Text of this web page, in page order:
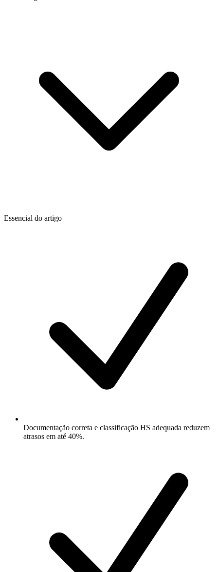
Essencial do artigo
Documentação correta e classificação HS adequada reduzem
atrasos em até 40%.